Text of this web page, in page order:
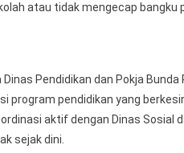
atau tidak mengecap bangku
Pendidikan dan Pokja
pendidikan yang
aktif dengan Dinas
sejak dini.